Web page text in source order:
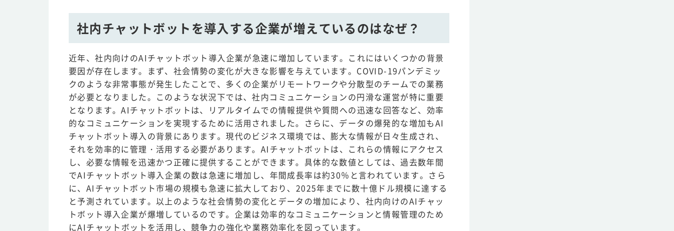
社内チャットボットを導入する企業が増えているのはなぜ？
近年、社内向けのAIチャットボット導入企業が急速に増加しています。これにはいくつかの背景
要因が存在します。まず、社会情勢の変化が大きな影響を与えています。COVID-19パンデミッ
クのような非常事態が発生したことで、多くの企業がリモートワークや分散型のチームでの業務
が必要となりました。このような状況下では、社内コミュニケーションの円滑な運営が特に重要
となります。AIチャットボットは、リアルタイムでの情報提供や質問への迅速な回答など、効率
的なコミュニケーションを実現するために活用されました。さらに、データの爆発的な増加もAI
チャットボット導入の背景にあります。現代のビジネス環境では、膨大な情報が日々生成され、
それを効率的に管理・活用する必要があります。AIチャットボットは、これらの情報にアクセス
し、必要な情報を迅速かつ正確に提供することができます。具体的な数値としては、過去数年間
でAIチャットボット導入企業の数は急速に増加し、年間成長率は約30％と言われています。さら
に、AIチャットボット市場の規模も急速に拡大しており、2025年までに数十億ドル規模に達する
と予測されています。以上のような社会情勢の変化とデータの増加により、社内向けのAIチャッ
トボット導入企業が爆増しているのです。企業は効率的なコミュニケーションと情報管理のため
にAIチャットボットを活用し、競争力の強化や業務効率化を図っています。